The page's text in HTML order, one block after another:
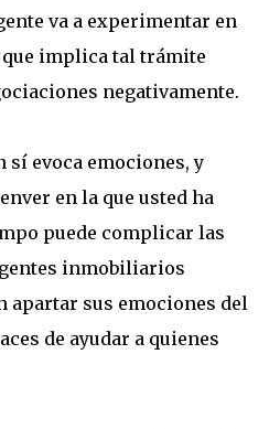
va a experimentar en
que implica tal trámite
negativamente.
sí evoca emociones, y
en la que usted ha
puede complicar las
inmobiliarios
apartar sus emociones del
de ayudar a quienes